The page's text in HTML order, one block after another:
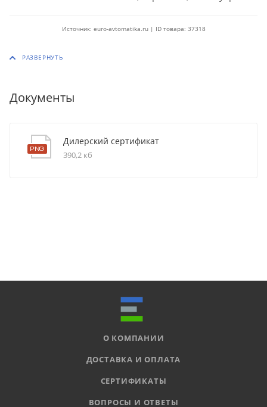
Источник: euro-avtomatika.ru | ID товара: 37318
Документы
Дилерский сертификат
390,2 кб
О КОМПАНИИ
ДОСТАВКА И ОПЛАТА
СЕРТИФИКАТЫ
ВОПРОСЫ И ОТВЕТЫ